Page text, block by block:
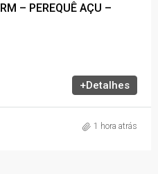
– PEREQUÊ AÇU –
+Detalhes
1 hora atrás